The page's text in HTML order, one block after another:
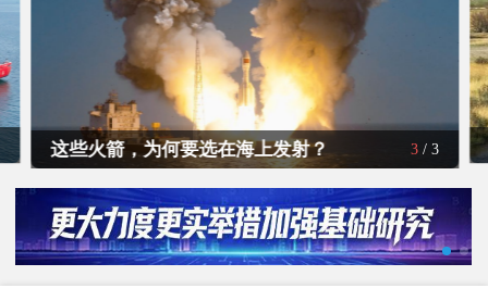
这些火箭，为何要选在海上发射？ 3/ 3